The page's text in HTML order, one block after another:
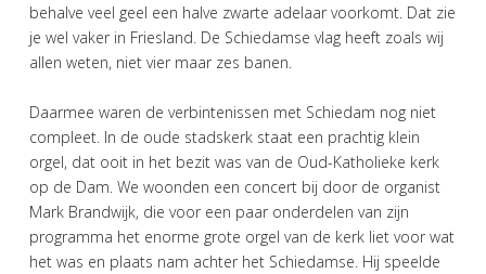
behalve veel geel een halve zwarte adelaar voorkomt. Dat zie
je wel vaker in Friesland. De Schiedamse vlag heeft zoals wij
allen weten, niet vier maar zes banen.
Daarmee waren de verbintenissen met Schiedam nog niet
compleet. In de oude stadskerk staat een prachtig klein
orgel, dat ooit in het bezit was van de Oud-Katholieke kerk
op de Dam. We woonden een concert bij door de organist
Mark Brandwijk, die voor een paar onderdelen van zijn
programma het enorme grote orgel van de kerk liet voor wat
het was en plaats nam achter het Schiedamse. Hij speelde